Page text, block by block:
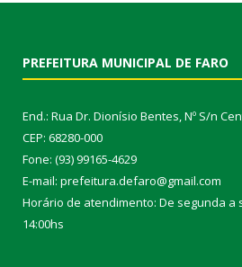
PREFEITURA MUNICIPAL DE FARO
End.: Rua Dr. Dionísio Bentes, Nº S/n
CEP: 68280-000
Fone: (93) 99165-4629
E-mail: prefeitura.defaro@gmail.com
Horário de atendimento: De segunda a
14:00hs